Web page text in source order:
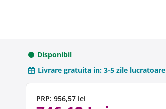
Disponibil
Livrare gratuita in: 3-5 zile lucratoare
PRP:956,57 lei